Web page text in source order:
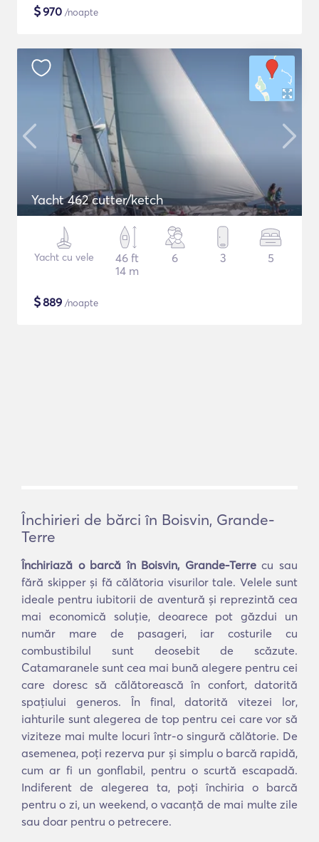
$970 /noapte
Yacht 462 cutter/ketch
Yacht cu vele
46 ft
14 m
6 3 5
$889 /noapte
Închirieri de bărci în Boisvin, Grande-
Terre
Închiriază o barcă în Boisvin, Grande-Terrecu sau
fără skipper și fă călătoria visurilor tale. Velele sunt
ideale pentru iubitorii de aventură și reprezintă cea
mai economică soluție, deoarece pot găzdui un
număr mare de pasageri, iar costurile cu
combustibilul sunt deosebit de scăzute.
Catamaranele sunt cea mai bună alegere pentru cei
care doresc să călătorească în confort, datorită
spațiului generos. În final, datorită vitezei lor,
iahturile sunt alegerea de top pentru cei care vor să
viziteze mai multe locuri într-o singură călătorie. De
asemenea, poți rezerva pur și simplu o barcă rapidă,
cum ar fi un gonflabil, pentru o scurtă escapadă.
Indiferent de alegerea ta, poți închiria o barcă
pentru o zi, un weekend, o vacanță de mai multe zile
sau doar pentru o petrecere.